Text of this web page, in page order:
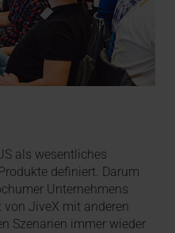
als wesentliches
definiert. Darum
Unternehmens
JiveX mit anderen
Szenarien immer wieder